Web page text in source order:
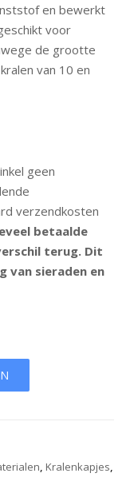
en bewerkt
voor
de grootte
van 10 en
geen
verzendkosten
betaalde
terug. Dit
van sieraden en
, Kralenkapjes,